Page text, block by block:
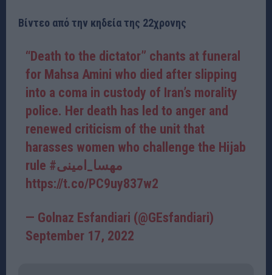
Βίντεο από την κηδεία της 22χρονης
“Death to the dictator” chants at funeral
for Mahsa Amini who died after slipping
into a coma in custody of Iran’s morality
police. Her death has led to anger and
renewed criticism of the unit that
harasses women who challenge the Hijab
rule
#مهسا_امینی
https://t.co/PC9uy837w2
— Golnaz Esfandiari (@GEsfandiari)
September 17, 2022